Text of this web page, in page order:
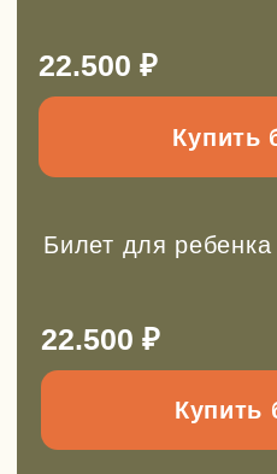
Нажимая на кнопку, вы
соглашаетесь с
конфиденциальности